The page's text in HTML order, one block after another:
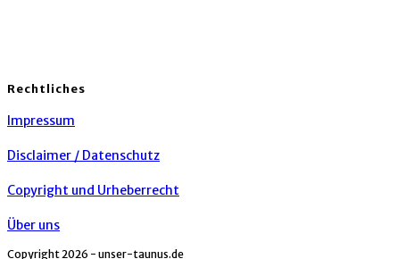
Rechtliches
Impressum
Disclaimer / Datenschutz
Copyright und Urheberrecht
Über uns
Copyright 2026 - unser-taunus.de